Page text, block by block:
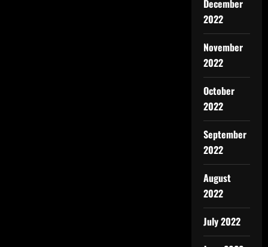
December
2022
November
2022
October
2022
September
2022
August
2022
July 2022